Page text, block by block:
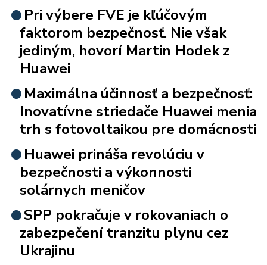
Pri výbere FVE je kľúčovým
faktorom bezpečnosť. Nie však
jediným, hovorí Martin Hodek z
Huawei
Maximálna účinnosť a bezpečnosť:
Inovatívne striedače Huawei menia
trh s fotovoltaikou pre domácnosti
Huawei prináša revolúciu v
bezpečnosti a výkonnosti
solárnych meničov
SPP pokračuje v rokovaniach o
zabezpečení tranzitu plynu cez
Ukrajinu